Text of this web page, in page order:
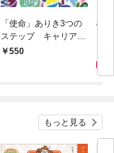
「使命」ありき3つの
ステップ キャリアの
成功とは何か
550
極
もっと見る